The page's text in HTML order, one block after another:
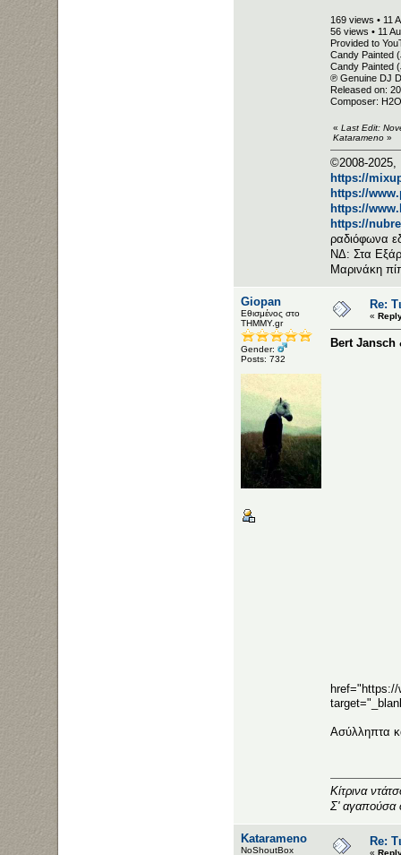
169 views • 11
56 views • 11
Provided to
Candy Painted
Candy Painted
℗ Genuine DJ
Released on:
Composer:
« Last Edit:
Katarameno »
©2008-2025,
https://
https://
https://
https://
ραδιόφωνα
ΝΔ: Στα
Μαρινάκη
Giopan
Εθισμένος στο
ΤΗΜΜΥ.gr
Gender:
Posts: 732
Re:
«
Bert Jansch
Ασύλληπτα
Κίτρινα
Σ' αγαπούσα
Katarameno
NoShoutBox
Re:
«